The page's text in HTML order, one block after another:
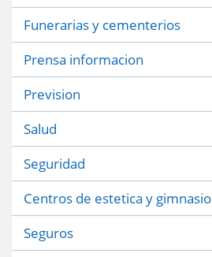
Funerarias y cementerios
Prensa informacion
Prevision
Salud
Seguridad
Centros de estetica y gimnasio
Seguros